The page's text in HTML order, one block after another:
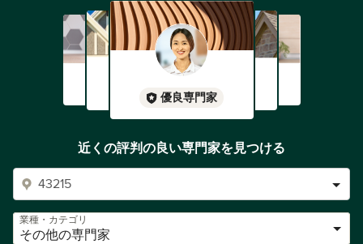
優良専門家
近くの評判の良い専門家を見つける
業種・カテゴリ
その他の専門家